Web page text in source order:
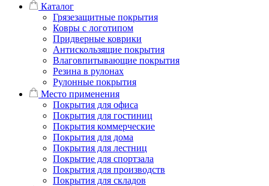
Каталог
Грязезащитные покрытия
Ковры с логотипом
Придверные коврики
Антискользящие покрытия
Влаговпитывающие покрытия
Резина в рулонах
Рулонные покрытия
Место применения
Покрытия для офиса
Покрытия для гостиниц
Покрытия коммерческие
Покрытия для дома
Покрытия для лестниц
Покрытие для спортзала
Покрытия для производств
Покрытия для складов